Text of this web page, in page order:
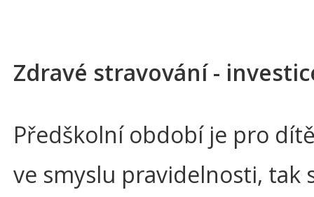
Zdravé stravování -
Předškolní období je pro
ve smyslu pravidelnosti, tak